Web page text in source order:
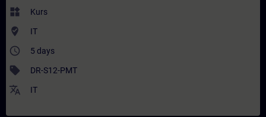
widgets Kurs
where_to_vote IT
access_time 5 days
sell DR-S12-PMT
translate IT